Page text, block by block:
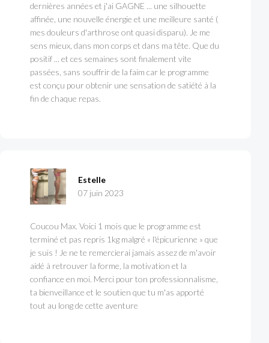
dernières années et j'ai GAGNE ... une silhouette
affinée, une nouvelle énergie et une meilleure santé (
mes douleurs d'arthrose ont quasi disparu). Je me
sens mieux, dans mon corps et dans ma tête. Que du
positif ... et ces semaines sont finalement vite
passées, sans souffrir de la faim car le programme
est conçu pour obtenir une sensation de satiété à la
fin de chaque repas.
Estelle
07 juin 2023
Coucou Max. Voici 1 mois que le programme est
terminé et pas repris 1kg malgré « l'épicurienne » que
je suis ! Je ne te remercierai jamais assez de m'avoir
aidé à retrouver la forme, la motivation et la
confiance en moi. Merci pour ton professionnalisme,
ta bienveillance et le soutien que tu m'as apporté
tout au long de cette aventure